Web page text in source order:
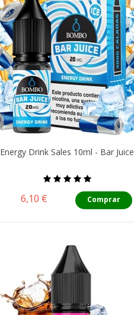
Energy Drink Sales 10ml - Bar Juice
Precio
6,10 € Comprar